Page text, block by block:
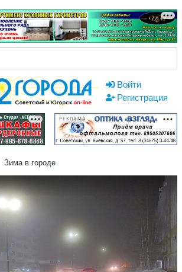
Войти
Регистрация
РЕКЛАМА
Зима в городе